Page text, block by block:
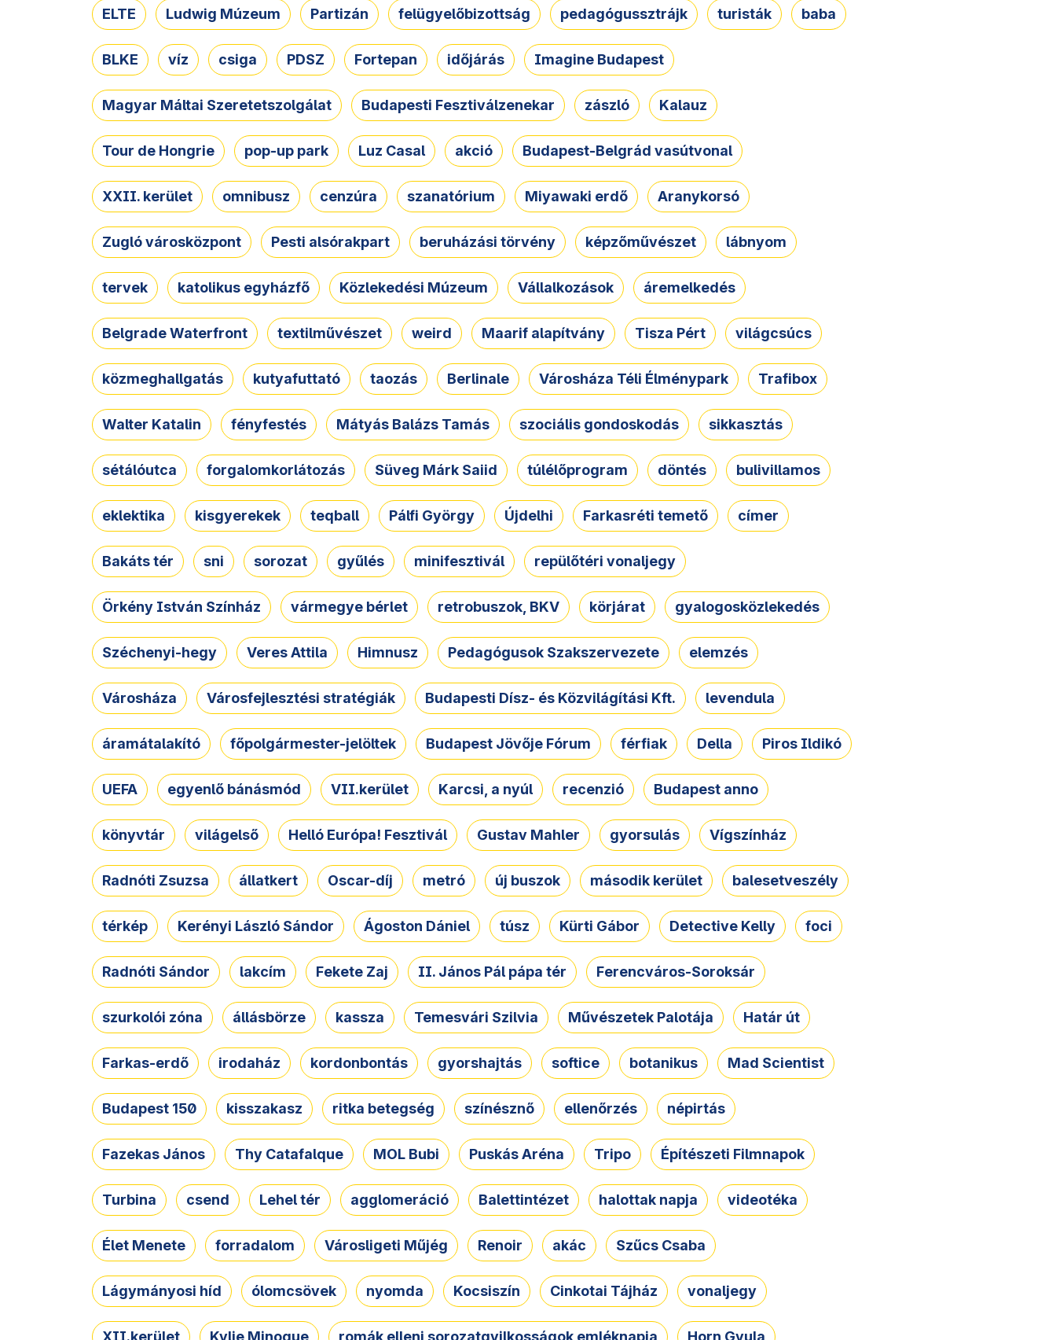
ELTE Ludwig Múzeum Partizán felügyelőbizottság pedagógussztrájk turisták baba
BLKE víz csiga PDSZ Fortepan időjárás Imagine Budapest
Magyar Máltai Szeretetszolgálat Budapesti Fesztiválzenekar zászló Kalauz
Tour de Hongrie pop-up park Luz Casal akció Budapest-Belgrád vasútvonal
XXII. kerület omnibusz cenzúra szanatórium Miyawaki erdő Aranykorsó
Zugló városközpont Pesti alsórakpart beruházási törvény képzőművészet lábnyom
tervek katolikus egyházfő Közlekedési Múzeum Vállalkozások áremelkedés
Belgrade Waterfront textilművészet weird Maarif alapítvány Tisza Pért világcsúcs
közmeghallgatás kutyafuttató taozás Berlinale Városháza Téli Élménypark Trafibox
Walter Katalin fényfestés Mátyás Balázs Tamás szociális gondoskodás sikkasztás
sétálóutca forgalomkorlátozás Süveg Márk Saiid túlélőprogram döntés bulivillamos
eklektika kisgyerekek teqball Pálfi György Újdelhi Farkasréti temető címer
Bakáts tér sni sorozat gyűlés minifesztivál repülőtéri vonaljegy
Örkény István Színház vármegye bérlet retrobuszok, BKV körjárat gyalogosközlekedés
Széchenyi-hegy Veres Attila Himnusz Pedagógusok Szakszervezete elemzés
Városháza Városfejlesztési stratégiák Budapesti Dísz- és Közvilágítási Kft. levendula
áramátalakító főpolgármester-jelöltek Budapest Jövője Fórum férfiak Della Piros Ildikó
UEFA egyenlő bánásmód VII.kerület Karcsi, a nyúl recenzió Budapest anno
könyvtár világelső Helló Európa! Fesztivál Gustav Mahler gyorsulás Vígszínház
Radnóti Zsuzsa állatkert Oscar-díj metró új buszok második kerület balesetveszély
térkép Kerényi László Sándor Ágoston Dániel túsz Kürti Gábor Detective Kelly foci
Radnóti Sándor lakcím Fekete Zaj II. János Pál pápa tér Ferencváros-Soroksár
szurkolói zóna állásbörze kassza Temesvári Szilvia Művészetek Palotája Határ út
Farkas-erdő irodaház kordonbontás gyorshajtás softice botanikus Mad Scientist
Budapest 150 kisszakasz ritka betegség színésznő ellenőrzés népirtás
Fazekas János Thy Catafalque MOL Bubi Puskás Aréna Tripo Építészeti Filmnapok
Turbina csend Lehel tér agglomeráció Balettintézet halottak napja videotéka
Élet Menete forradalom Városligeti Műjég Renoir akác Szűcs Csaba
Lágymányosi híd ólomcsövek nyomda Kocsiszín Cinkotai Tájház vonaljegy
XII.kerület Kylie Minogue romák elleni sorozatgyilkosságok emléknapja Horn Gyula